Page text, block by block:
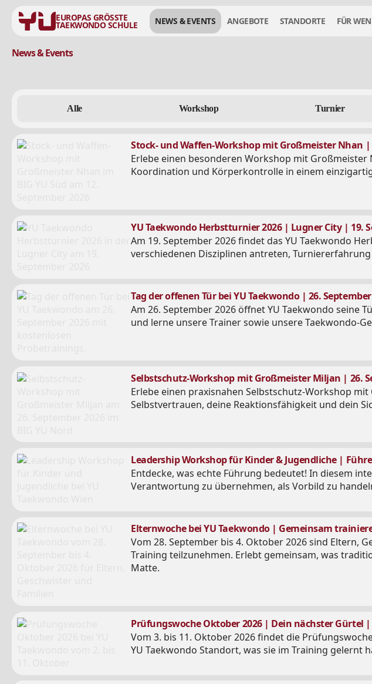
EUROPAS GRÖSSTE
TAEKWONDO SCHULE NEWS & EVENTS ANGEBOTE STANDORTE FÜR WEN
News&Events
Alle Workshop Turnier
Stock- und Waffen-Workshop mit Großmeister Nhan |
Erlebe einen besonderen Workshop mit
Koordination und Körperkontrolle in einem
YU Taekwondo Herbstturnier 2026 | Lugner City | 19.
Am 19. September 2026 findet das YU Taekwondo
verschiedenen Disziplinen antreten,
Tag der offenen Tür bei YU Taekwondo | 26. September
Am 26. September 2026 öffnet YU Taekwondo
und lerne unsere Trainer sowie unsere Taekwondo-
Selbstschutz-Workshop mit Großmeister Miljan | 26.
Erlebe einen praxisnahen Selbstschutz-Workshop
Selbstvertrauen, deine Reaktionsfähigkeit und dein
Leadership Workshop für Kinder & Jugendliche |
Entdecke, was echte Führung bedeutet! In diesem
Verantwortung zu übernehmen, als Vorbild zu
Elternwoche bei YU Taekwondo | Gemeinsam
Vom 28. September bis 4. Oktober 2026 sind Eltern,
Training teilzunehmen. Erlebt gemeinsam, was
Matte.
Prüfungswoche Oktober 2026 | Dein nächster Gürtel |
Vom 3. bis 11. Oktober 2026 findet die
YU Taekwondo Standort, was sie im Training